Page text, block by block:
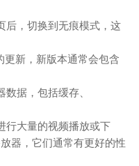
后，切换到无痕模式，这
更新，新版本通常会包含
据，包括缓存、
行大量的视频播放或下
器，它们通常有更好的性